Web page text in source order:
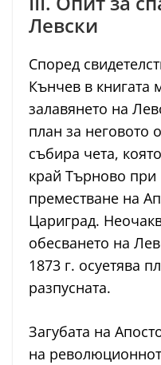
Левски
Според
Кънчев в книгата
залавянето на
план за неговото
събира чета,
край Търново при
преместване на
Цариград.
обесването на
1873 г. осуетява
разпусната.
Загубата на
на